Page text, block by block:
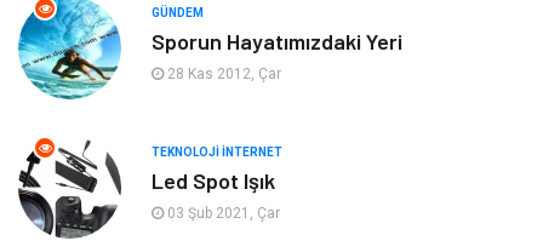
Organizasyon Moda
Bilgisayar & Yazılım
Müzik
GÜNDEM
Sporun Hayatımızdaki Yeri
28 Kas 2012, Çar
TEKNOLOJI İNTERNET
Led Spot Işık
03 Şub 2021, Çar